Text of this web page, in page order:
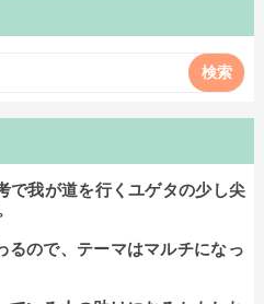
で我が道を行くユゲタの少し尖
るので、テーマはマルチになっ